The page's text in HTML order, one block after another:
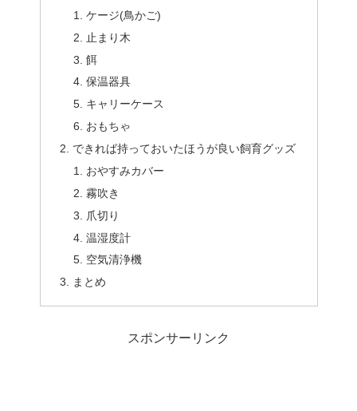
ケージ(鳥かご)
止まり木
餌
保温器具
キャリーケース
おもちゃ
できれば持っておいたほうが良い飼育グッズ
おやすみカバー
霧吹き
爪切り
温湿度計
空気清浄機
まとめ
スポンサーリンク